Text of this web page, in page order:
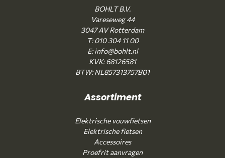
BOHLT B.V.
Vareseweg 44
3047 AV Rotterdam
T: 010 304 11 00
E: info@bohlt.nl
KVK: 68126581
BTW: NL857313757B01
Assortiment
Elektrische vouwfietsen
Elektrische fietsen
Accessoires
Proefrit aanvragen